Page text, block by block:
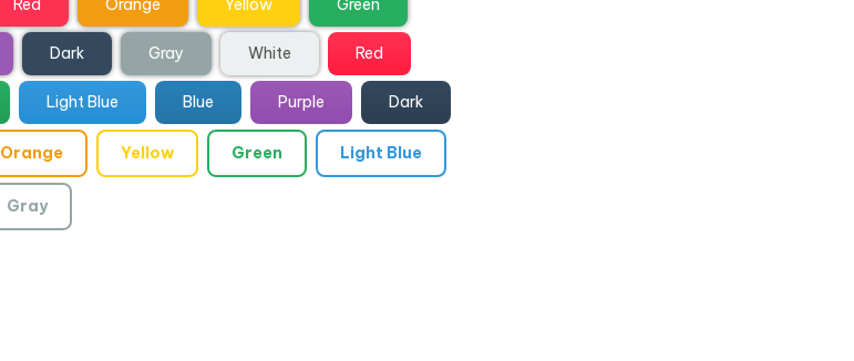
Red Orange Yellow Green
Dark Gray White Red
Light Blue Blue Purple Dark
Orange Yellow Green Light Blue
Gray